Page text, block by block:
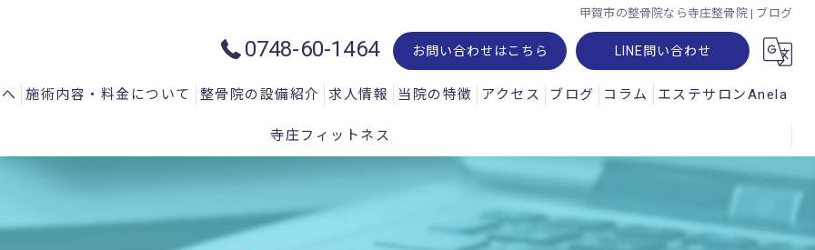
甲賀市の整骨院なら寺庄整骨院 | ブログ
0748-60-1464 お問い合わせはこちら LINE問い合わせ
問
施術内容・料金について
一般施術メニュー
整骨院の設備紹介
ハイトーン治療器：ハイチャージ
微弱電流治療器：エレクトロアキュスコープ
求人情報 当院の特徴
腰痛
アクセス ブログ コラム エステサロンAnela
寺庄フィットネス